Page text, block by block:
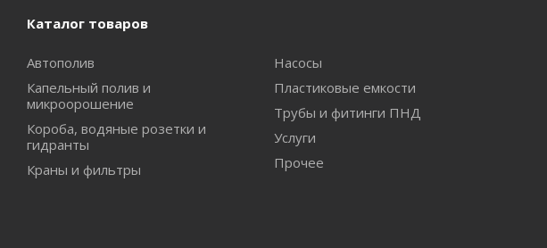
Каталог товаров
Автополив
Капельный полив и
микроорошение
Короба, водяные розетки и
гидранты
Краны и фильтры
Насосы
Пластиковые емкости
Трубы и фитинги ПНД
Услуги
Прочее